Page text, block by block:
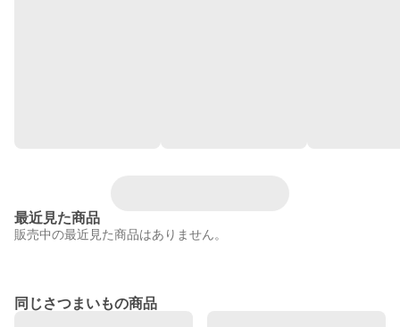
最近見た商品
販売中の最近見た商品はありません。
同じさつまいもの商品